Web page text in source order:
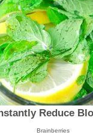
Reduce
Brainberries